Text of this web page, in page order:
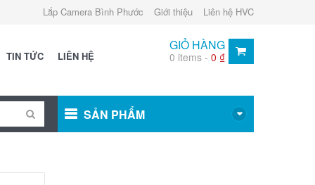
Lắp Camera Bình Phước Giới thiệu Liên hệ HVC
TIN TỨC LIÊN HỆ
GIỎ HÀNG
0 items -0 ₫
SẢN PHẨM